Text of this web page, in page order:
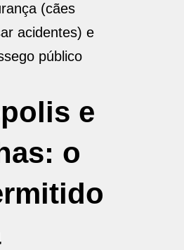
(cães
acidentes) e
público
e
o